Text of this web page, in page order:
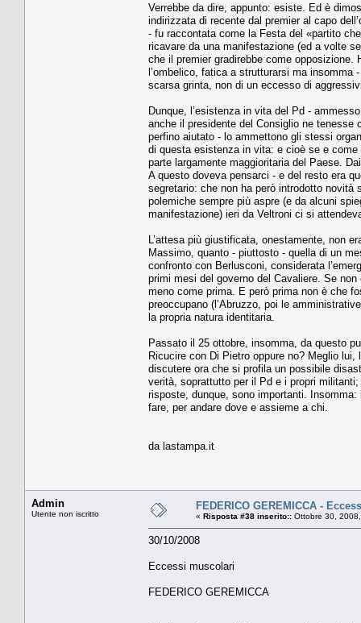
Verrebbe da dire, appunto: esiste. Ed è
indirizzata di recente dal premier al capo
- fu raccontata come la Festa del «partito
ricavare da una manifestazione (ed a volte
che il premier gradirebbe come opposizione.
l’ombelico, fatica a strutturarsi ma
scarsa grinta, non di un eccesso di
Dunque, l’esistenza in vita del Pd -
anche il presidente del Consiglio ne tenesse
perfino aiutato - lo ammettono gli stessi
di questa esistenza in vita: e cioè se e come
parte largamente maggioritaria del Paese.
A questo doveva pensarci - e del resto era
segretario: che non ha però introdotto
polemiche sempre più aspre (e da alcuni
manifestazione) ieri da Veltroni ci si
L’attesa più giustificata, onestamente, non
Massimo, quanto - piuttosto - quella di un
confronto con Berlusconi, considerata
primi mesi del governo del Cavaliere. Se
meno come prima. E però prima non è che
preoccupano (l’Abruzzo, poi le
la propria natura identitaria.
Passato il 25 ottobre, insomma, da questo
Ricucire con Di Pietro oppure no? Meglio
discutere ora che si profila un possibile
verità, soprattutto per il Pd e i propri
risposte, dunque, sono importanti.
fare, per andare dove e assieme a chi.
da lastampa.it
Admin
Utente non iscritto
FEDERICO GEREMICCA -
« Risposta #38 inserito:: Ottobre 30,
30/10/2008
Eccessi muscolari
FEDERICO GEREMICCA